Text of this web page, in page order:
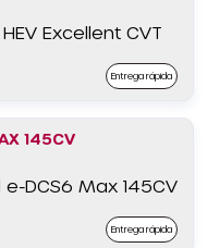
Entrega rápida
145CV
Entrega rápida